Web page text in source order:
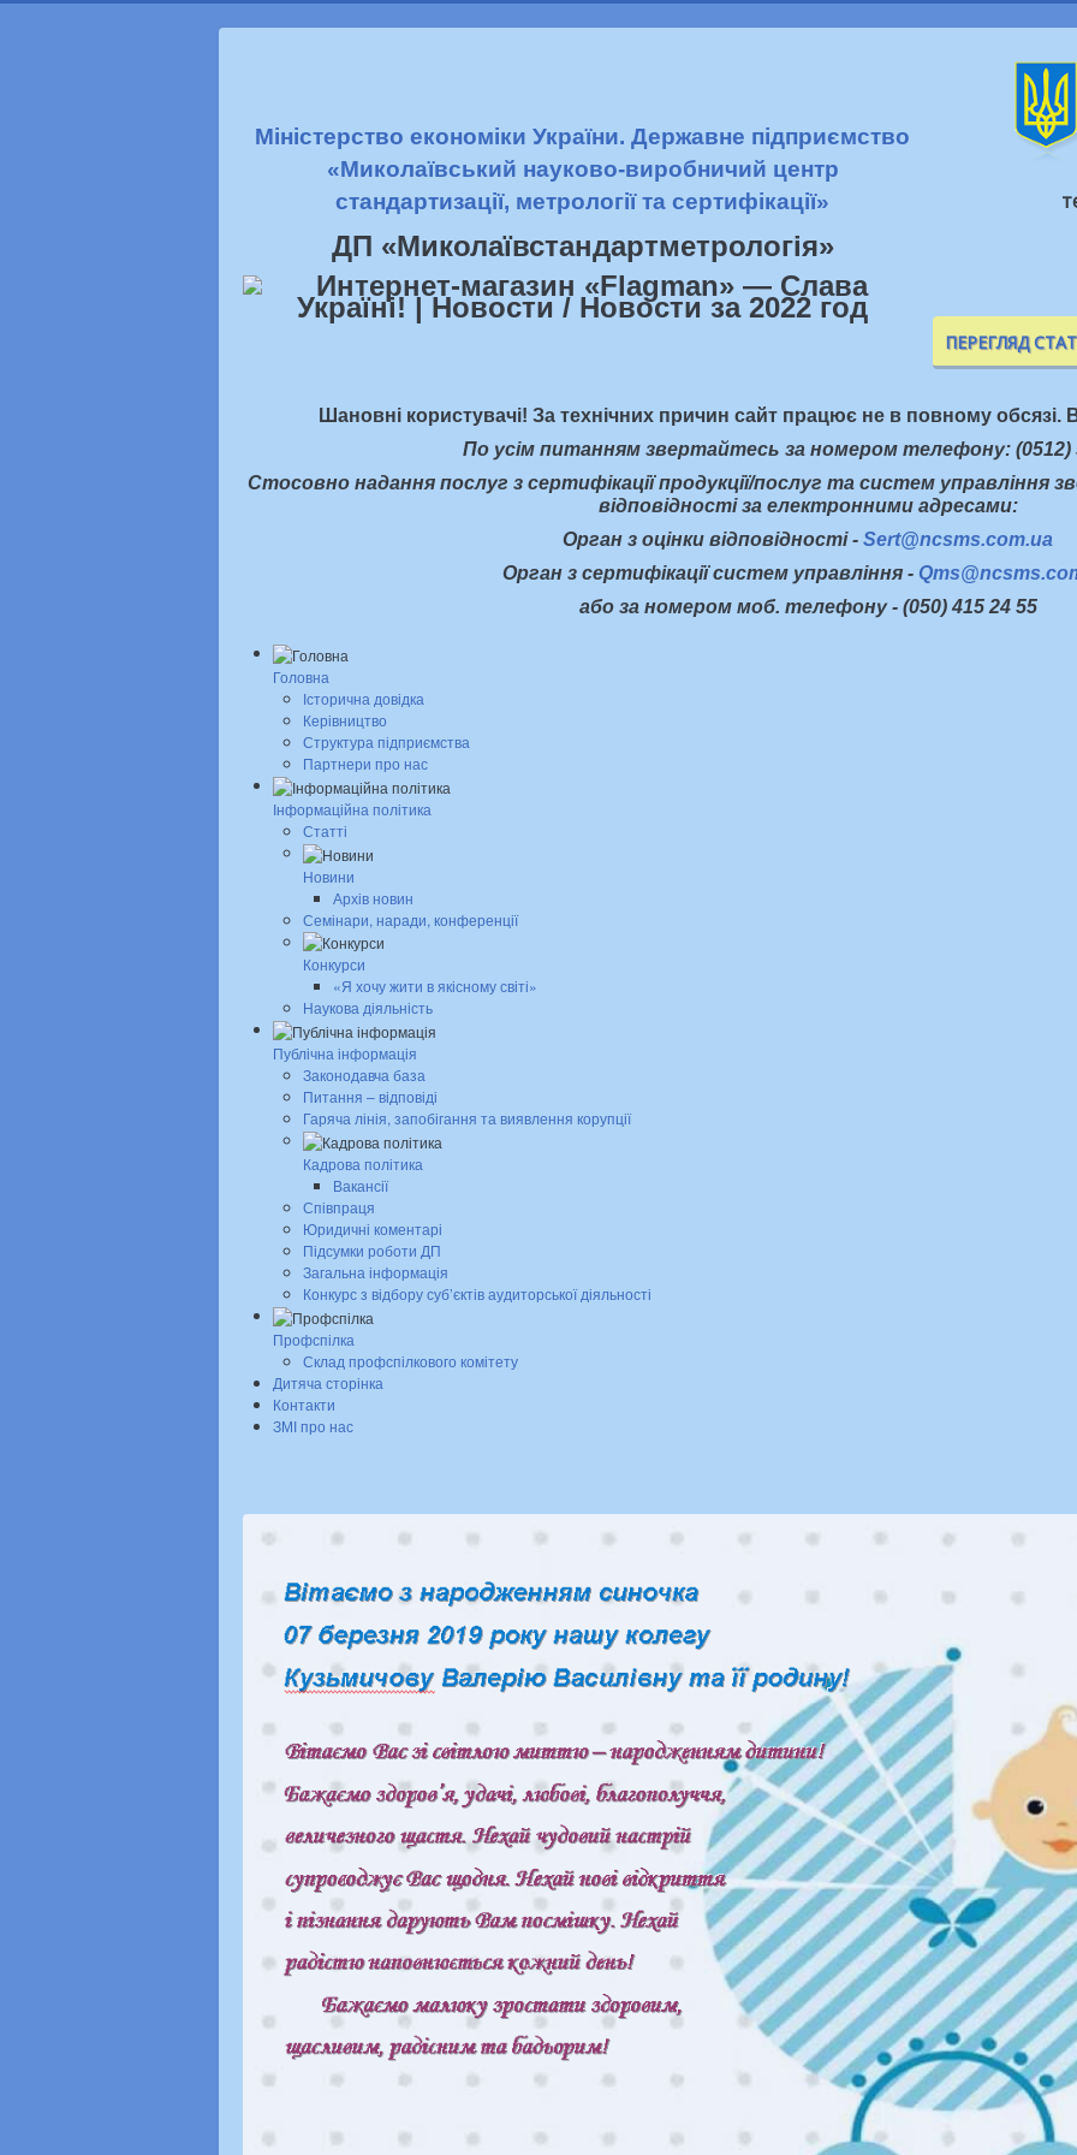
Міністерство економіки України. Державне підприємство
«Миколаївський науково-виробничий центр
стандартизації, метрології та сертифікації»
ДП «Миколаївстандартметрологiя»
ПЕРЕГЛЯД
Шановні користувачі! За технічних причин сайт працює не в повному обсязі.
По усім питанням звертайтесь за номером телефону: (0512)
Стосовно надання послуг з сертифікації продукції/послуг та систем управління
відповідності за електронними адресами:
Орган з оцінки відповідності - Sert@ncsms.com.ua
Орган з сертифікації систем управління -
або за номером моб. телефону - (050) 415 24 55
Головна
Історична довідка
Керівництво
Структура підприємства
Партнери про нас
Інформаційна політика
Статті
Новини
Архів новин
Семінари, наради, конференції
Конкурси
«Я хочу жити в якісному світі»
Наукова діяльність
Публічна інформація
Законодавча база
Питання – відповіді
Гаряча лінія, запобігання та виявлення корупції
Кадрова політика
Вакансії
Співпраця
Юридичні коментарі
Підсумки роботи ДП
Загальна інформація
Конкурс з відбору суб’єктів аудиторської діяльності
Профспілка
Склад профспілкового комітету
Дитяча сторінка
Контакти
ЗМІ про нас